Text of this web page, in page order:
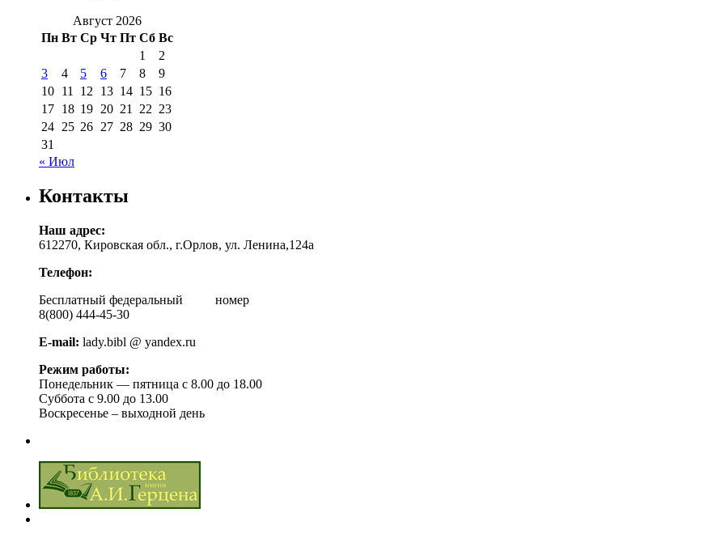
Август 2026
Пн Вт Ср Чт Пт Сб Вс
1
2
3
4 5 6 7 8
9
10 11 12 13 14 15 16
17 18 19 20 21 22 23
24 25 26 27 28 29 30
31
« Июл
Контакты
Наш адрес:
612270, Кировская обл., г.Орлов, ул. Ленина,124а
Телефон:
Бесплатный федеральный номер
8(800) 444-45-30
E-mail: lady.bibl @ yandex.ru
Режим работы:
Понедельник — пятница с 8.00 до 18.00
Суббота с 9.00 до 13.00
Воскресенье – выходной день